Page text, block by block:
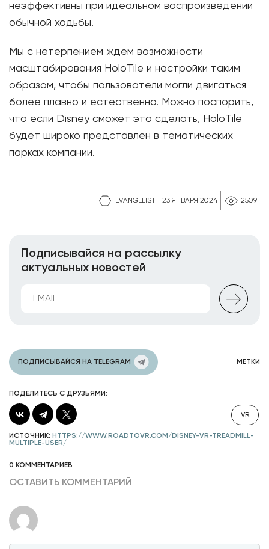
EVANGELIST 23 ЯНВАРЯ 2024 2509
неэффективны при идеальном воспроизведении
обычной ходьбы.
Мы с нетерпением ждем возможности
масштабирования HoloTile и настройки таким
образом, чтобы пользователи могли двигаться
более плавно и естественно. Можно поспорить,
что если Disney сможет это сделать, HoloTile
будет широко представлен в тематических
парках компании.
Подписывайся на рассылку
актуальных новостей
ПОДПИСЫВАЙСЯ НА TELEGRAM МЕТКИ
ПОДЕЛИТЕСЬ С ДРУЗЬЯМИ:
VR
ИСТОЧНИК: HTTPS://WWW.ROADTOVR.COM/DISNEY-VR-TREADMILL-
MULTIPLE-USER/
0 КОММЕНТАРИЕВ
ОСТАВИТЬ КОММЕНТАРИЙ